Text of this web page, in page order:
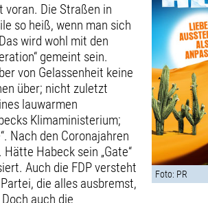
voran. Die Straßen in
so heiß, wenn man sich
wird wohl mit den
gemeint sein.
von Gelassenheit keine
über; nicht zuletzt
lauwarmen
Klimaministerium;
Nach den Coronajahren
Habeck sein „Gate“
Auch die FDP versteht
die alles ausbremst,
auch die
Foto: PR